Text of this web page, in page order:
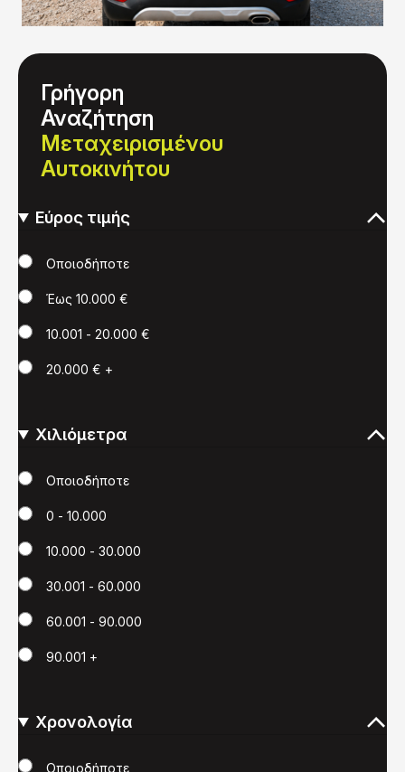
Γρήγορη
Αναζήτηση
Μεταχειρισμένου
Αυτοκινήτου
Εύρος τιμής
ΤιμήΟποιοδήποτε
Έως 10.000 €
10.001 - 20.000 €
20.000 € +
Χιλιόμετρα
Χιλιόμετρα
Οποιοδήποτε
0 - 10.000
10.000 - 30.000
30.001 - 60.000
60.001 - 90.000
90.001 +
Χρονολογία
Χρονολογία
Οποιοδήποτε